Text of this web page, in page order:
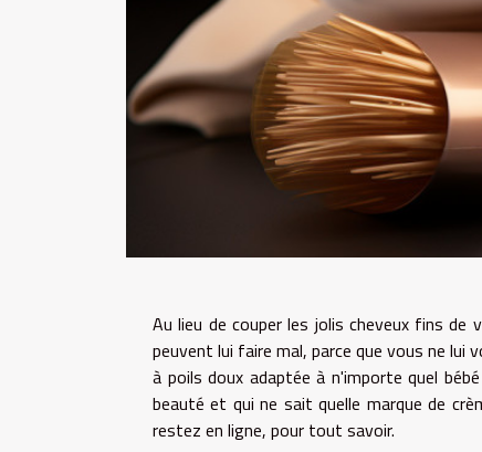
Au lieu de couper les jolis cheveux fins
peuvent lui faire mal, parce que vous ne lui
à poils doux adaptée à n'importe quel
beauté et qui ne sait quelle marque de
restez en ligne, pour tout savoir.